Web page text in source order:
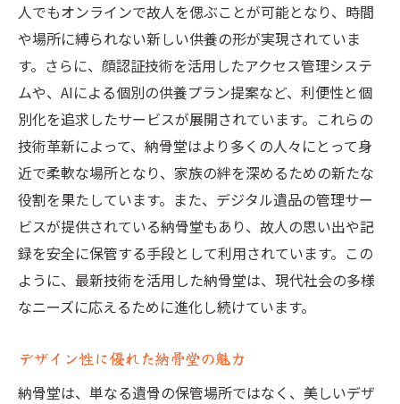
人でもオンラインで故人を偲ぶことが可能となり、時間
や場所に縛られない新しい供養の形が実現されていま
す。さらに、顔認証技術を活用したアクセス管理システ
ムや、AIによる個別の供養プラン提案など、利便性と個
別化を追求したサービスが展開されています。これらの
技術革新によって、納骨堂はより多くの人々にとって身
近で柔軟な場所となり、家族の絆を深めるための新たな
役割を果たしています。また、デジタル遺品の管理サー
ビスが提供されている納骨堂もあり、故人の思い出や記
録を安全に保管する手段として利用されています。この
ように、最新技術を活用した納骨堂は、現代社会の多様
なニーズに応えるために進化し続けています。
デザイン性に優れた納骨堂の魅力
納骨堂は、単なる遺骨の保管場所ではなく、美しいデザ